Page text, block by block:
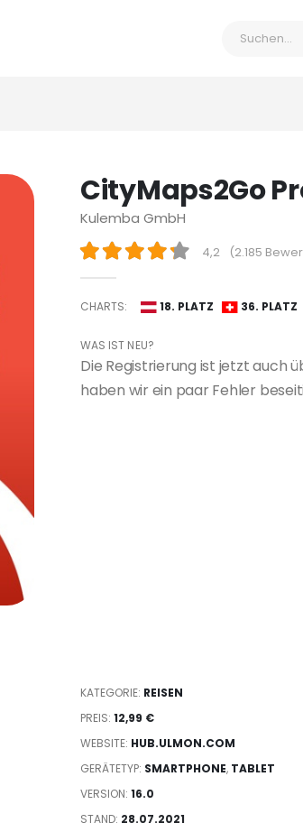
CityMaps2Go
Kulemba GmbH
4,2 (2.185
CHARTS: 18. PLATZ 36. PLATZ
WAS IST NEU?
Die Registrierung ist jetzt auch
haben wir ein paar Fehler
KATEGORIE: REISEN
PREIS:12,99 €
WEBSITE: HUB.ULMON.COM
GERÄTETYP: SMARTPHONE, TABLET
VERSION:16.0
STAND: 28.07.2021